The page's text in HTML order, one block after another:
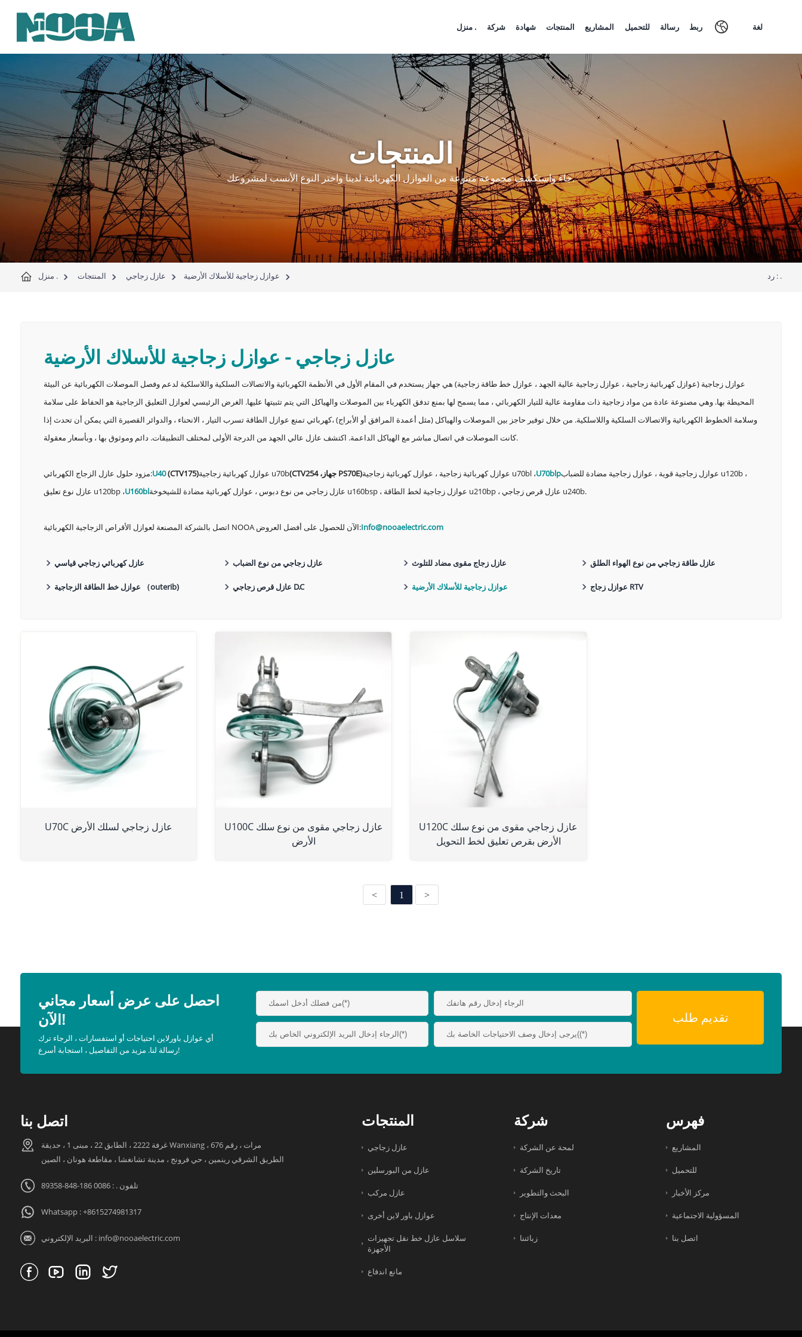
منزل . شركة شهادة المنتجات المشاريع للتحميل رسالة ربط لغة
المنتجات
جاء واستكشف مجموعة متنوعة من العوازل الكهربائية لدينا واختر النوع الأنسب لمشروعك.
رد : . منزل . المنتجات عازل زجاجي عوازل زجاجية للأسلاك الأرضية
عازل زجاجي - عوازل زجاجية للأسلاك الأرضية
عوازل زجاجية (عوازل كهربائية زجاجية ، عوازل زجاجية عالية الجهد ، عوازل خط طاقة زجاجية) هي جهاز يستخدم في المقام الأول في الأنظمة الكهربائية والاتصالات السلكية واللاسلكية لدعم وفصل الموصلات الكهربائية عن البيئة
المحيطة بها. وهي مصنوعة عادة من مواد زجاجية ذات مقاومة عالية للتيار الكهربائي ، مما يسمح لها بمنع تدفق الكهرباء بين الموصلات والهياكل التي يتم تثبيتها عليها. الغرض الرئيسي لعوازل التعليق الزجاجية هو الحفاظ على سلامة
وسلامة الخطوط الكهربائية والاتصالات السلكية واللاسلكية. من خلال توفير حاجز بين الموصلات والهياكل (مثل أعمدة المرافق أو الأبراج) ،كهربائيتمنع عوازل الطاقة تسرب التيار ، الانحناء ، والدوائر القصيرة التي يمكن أن تحدث إذا
كانت الموصلات في اتصال مباشر مع الهياكل الداعمة. اكتشف عازل عالي الجهد من الدرجة الأولى لمختلف التطبيقات. دائم وموثوق بها ، وبأسعار معقولة.
مزود حلول عازل الزجاج الكهربائي:U40(CTV175) عوازل كهربائية زجاجية u70b(CTV254 ، جهاز PS70E) عوازل كهربائية زجاجية ، عوازل كهربائية زجاجية u70bl ،U70blpعوازل زجاجية قوية ، عوازل زجاجية مضادة للضباب u120b ،
عازل نوع تعليق u120bp ،U160bl عازل زجاجي من نوع دبوس ، عوازل كهربائية مضادة للشيخوخة u160bsp ، عوازل زجاجية لخط الطاقة u210bp ، عازل قرص زجاجي u240b.
اتصل بالشركة المصنعة لعوازل الأقراص الزجاجية الكهربائية NOOA الآن للحصول على أفضل العروض:Info@nooaelectric.com
عازل كهربائي زجاجي قياسي عازل زجاجي من نوع الضباب عازل زجاج مقوى مضاد للتلوث عازل طاقة زجاجي من نوع الهواء الطلق
عوازل خط الطاقة الزجاجية （outerib) عازل قرص زجاجي D.C عوازل زجاجية للأسلاك الأرضية عوازل زجاج RTV
U70C عازل زجاجي لسلك الأرض
U100C عازل زجاجي مقوى من نوع سلك
الأرض
U120C عازل زجاجي مقوى من نوع سلك
الأرض بقرص تعليق لخط التحويل
< 1 >
احصل على عرض أسعار مجاني
الآن!
أي عوازل باورلاين احتياجات أو استفسارات ، الرجاء ترك
رسالة لنا. مزيد من التفاصيل ، استجابة أسرع!
اتصل بنا
غرفة 2222 ، الطابق 22 ، مبنى 1 ، حديقة Wanxiang مرات ، رقم 676 ،
الطريق الشرقي رينمين ، حي فرونج ، مدينة تشانغشا ، مقاطعة هونان ، الصين
تلفون . : 0086 186-848-89358
Whatsapp :+8615274981317
البريد الإلكتروني : info@nooaelectric.com
المنتجات
عازل زجاجي
عازل من البورسلين
عازل مركب
عوازل باور لاين أخرى
سلاسل عازل خط نقل تجهيزات
الأجهزة
مانع اندفاع
شركة
لمحة عن الشركة
تاريخ الشركة
البحث والتطوير
معدات الإنتاج
زبائننا
فهرس
المشاريع
للتحميل
مركز الأخبار
المسؤولية الاجتماعية
اتصل بنا